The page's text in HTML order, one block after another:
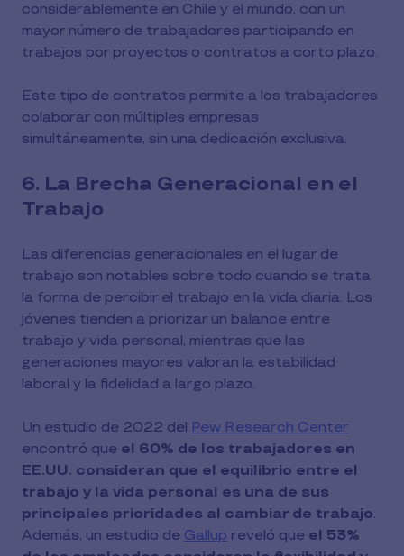
considerablemente en Chile y el mundo, con un
mayor número de trabajadores participando en
trabajos por proyectos o contratos a corto plazo.
Este tipo de contratos permite a los trabajadores
colaborar con múltiples empresas
simultáneamente, sin una dedicación exclusiva.
6. La Brecha Generacional en el
Trabajo
Las diferencias generacionales en el lugar de
trabajo son notables sobre todo cuando se trata
la forma de percibir el trabajo en la vida diaria. Los
jóvenes tienden a priorizar un balance entre
trabajo y vida personal, mientras que las
generaciones mayores valoran la estabilidad
laboral y la fidelidad a largo plazo.
Un estudio de 2022 del Pew Research Center
encontró que el 60% de los trabajadores en
EE.UU. consideran que el equilibrio entre el
trabajo y la vida personal es una de sus
principales prioridades al cambiar de trabajo.
Además, un estudio de Gallup reveló que el 53%